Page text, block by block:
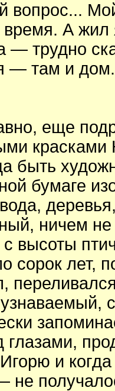
А жил
— трудно
— там и
еще
красками
быть
бумаге
ничем
высоты
сорок лет,
глазами,
и
не